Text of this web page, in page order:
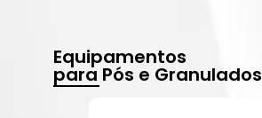
Equipamentos
para Pós e Granulados